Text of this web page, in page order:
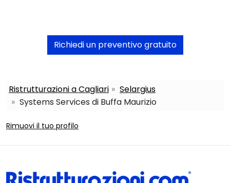
Richiedi un preventivo gratuito
Ristrutturazioni a Cagliari
Selargius
Systems Services di Buffa Maurizio
Rimuovi il tuo profilo